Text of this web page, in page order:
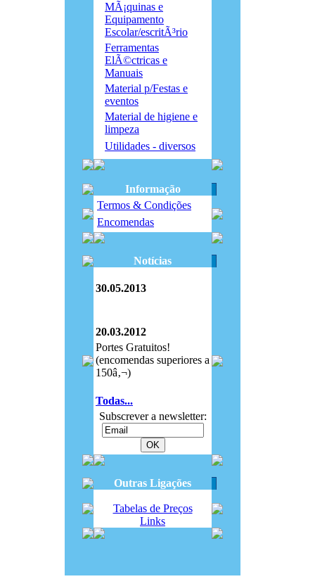
MÃ¡quinas e
Equipamento
Escolar/escritÃ³rio
Ferramentas
ElÃ©ctricas e
Manuais
Material p/Festas e
eventos
Material de higiene e
limpeza
Utilidades - diversos
Informação
Termos & Condições
Encomendas
Notícias
30.05.2013
20.03.2012
Portes Gratuitos!
(encomendas superiores a
150â‚¬)
Todas...
Subscrever a newsletter:
Outras Ligações
Tabelas de Preços
Links